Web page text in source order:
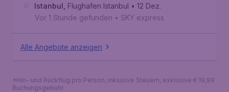
Istanbul Flughafen Istanbul • 12 Dez.
Vor 1 Stunde gefunden • SKY express
Alle Angebote anzeigen
*Hin- und Rückflug pro Person, inklusive Steuern, exklusive € 19,99
Buchungsgebühr.